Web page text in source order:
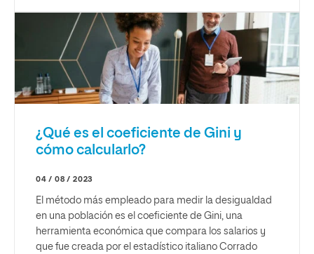
¿Qué es el coeficiente de Gini y
cómo calcularlo?
04 / 08 / 2023
El método más empleado para medir la desigualdad
en una población es el coeficiente de Gini, una
herramienta económica que compara los salarios y
que fue creada por el estadístico italiano Corrado